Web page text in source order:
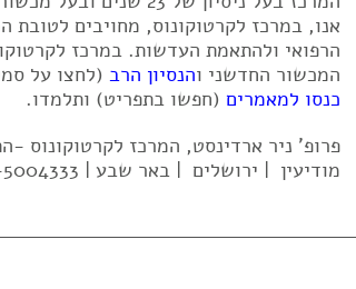
אנו, במרכז לקרטוקונוס, מחויבים לטובת
הרפואי ולהתאמת העדשות. במרכז
המכשור החדשני והנסיון הרב (לחצו על
כנסו למאמרים (חפשו בתפריט) ותלמדו.
פרופ' ניר ארדינסט, המרכז לקרטוקונוס -
מודיעין | ירושלים | באר שבע | 02-5004333| 052-637-2569 |